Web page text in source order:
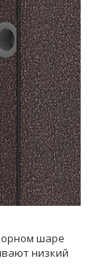
шаре
низкий